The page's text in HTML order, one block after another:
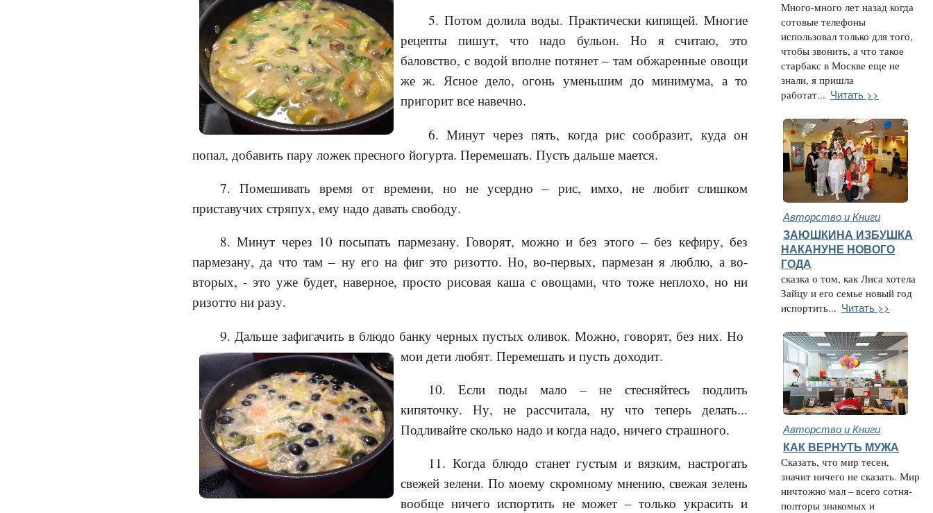
5. Потом долила воды. Практически кипящей. Многие
рецепты пишут, что надо бульон. Но я считаю, это
баловство, с водой вполне потянет – там обжаренные овощи
же ж. Ясное дело, огонь уменьшим до минимума, а то
пригорит все навечно.
6. Минут через пять, когда рис сообразит, куда он
попал, добавить пару ложек пресного йогурта. Перемешать. Пусть дальше мается.
7. Помешивать время от времени, но не усердно – рис, имхо, не любит слишком
приставучих стряпух, ему надо давать свободу.
8. Минут через 10 посыпать пармезану. Говорят, можно и без этого – без кефиру, без
пармезану, да что там – ну его на фиг это ризотто. Но, во-первых, пармезан я люблю, а во-
вторых, - это уже будет, наверное, просто рисовая каша с овощами, что тоже неплохо, но ни
ризотто ни разу.
9. Дальше зафигачить в блюдо банку черных пустых оливок. Можно, говорят, без них. Но
мои дети любят. Перемешать и пусть доходит.
10. Если поды мало – не стесняйтесь подлить
кипяточку. Ну, не рассчитала, ну что теперь делать...
Подливайте сколько надо и когда надо, ничего страшного.
11. Когда блюдо станет густым и вязким, настрогать
свежей зелени. По моему скромному мнению, свежая зелень
вообще ничего испортить не может – только украсить и
Много-много лет назад когда
сотовые телефоны
использовал только для того,
чтобы звонить, а что такое
старбакс в Москве еще не
знали, я пришла
работат... Читать >>
Авторство и Книги
ЗАЮШКИНА ИЗБУШКА
НАКАНУНЕ НОВОГО
ГОДА
сказка о том, как Лиса хотела
Зайцу и его семье новый год
испортить... Читать >>
Авторство и Книги
КАК ВЕРНУТЬ МУЖА
Сказать, что мир тесен,
значит ничего не сказать. Мир
ничтожно мал – всего сотня-
полторы знакомых и